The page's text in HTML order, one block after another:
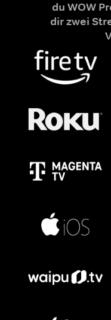
du WOW
dir zwei